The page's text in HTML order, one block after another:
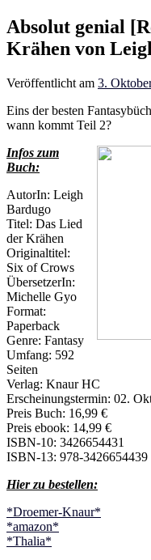
Absolut genial
Krähen von
Veröffentlicht am 3.
Eins der besten
wann kommt Teil 2?
Infos zum
Buch:
AutorIn: Leigh
Bardugo
Titel: Das Lied
der Krähen
Originaltitel:
Six of Crows
ÜbersetzerIn:
Michelle Gyo
Format:
Paperback
Genre: Fantasy
Umfang: 592
Seiten
Verlag: Knaur HC
Erscheinungstermin: 02.
Preis Buch: 16,99 €
Preis ebook: 14,99 €
ISBN-10: 3426654431
ISBN-13: 978-3426654439
Hier zu bestellen:
*Droemer-Knaur*
*amazon*
*Thalia*